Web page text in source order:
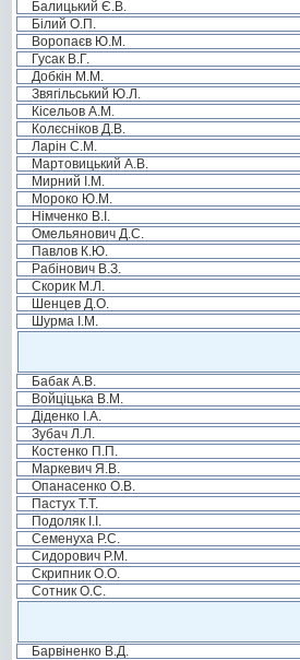
Балицький Є.В.
Білий О.П.
Воропаєв Ю.М.
Гусак В.Г.
Добкін М.М.
Звягільський Ю.Л.
Кісельов А.М.
Колєсніков Д.В.
Ларін С.М.
Мартовицький А.В.
Мирний І.М.
Мороко Ю.М.
Німченко В.І.
Омельянович Д.С.
Павлов К.Ю.
Рабінович В.З.
Скорик М.Л.
Шенцев Д.О.
Шурма І.М.
Бабак А.В.
Войціцька В.М.
Діденко І.А.
Зубач Л.Л.
Костенко П.П.
Маркевич Я.В.
Опанасенко О.В.
Пастух Т.Т.
Подоляк І.І.
Семенуха Р.С.
Сидорович Р.М.
Скрипник О.О.
Сотник О.С.
Барвіненко В.Д.